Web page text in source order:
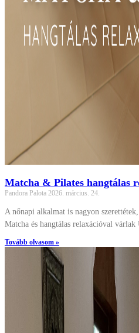
Matcha & Pilates hangtálas
Pandora Palota2026. március. 24.
A nőnapi alkalmat is nagyon
Matcha és hangtálas relaxációval várlak
Tovább olvasom »